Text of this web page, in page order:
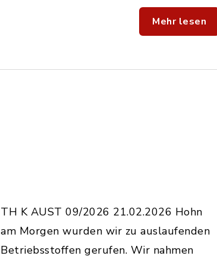
Mehr lesen
TH K AUST 09/2026 21.02.2026 Hohn
am Morgen wurden wir zu auslaufenden
Betriebsstoffen gerufen. Wir nahmen